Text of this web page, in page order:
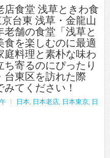
食堂 浅草ときわ食
台東 浅草・金龍山
舗の食堂「浅草と
を楽しむのに最適
料理と素朴な味わ
寄るのにぴったり
東区を訪れた際
てください！
日本, 日本老店, 日本東京, 日